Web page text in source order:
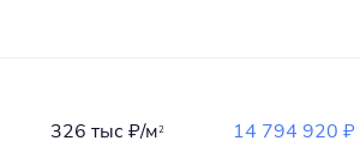
326 тыс ₽/м2 14 794 920 ₽